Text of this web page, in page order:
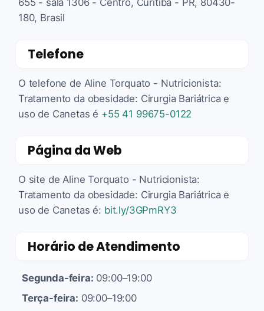
180, Brasil
Telefone
O telefone de Aline Torquato - Nutricionista:
Tratamento da obesidade: Cirurgia Bariátrica e
uso de Canetas é +55 41 99675-0122
Página da Web
O site de Aline Torquato - Nutricionista:
Tratamento da obesidade: Cirurgia Bariátrica e
uso de Canetas é: bit.ly/3GPmRY3
Horário de Atendimento
Segunda-feira: 09:00–19:00
Terça-feira: 09:00–19:00